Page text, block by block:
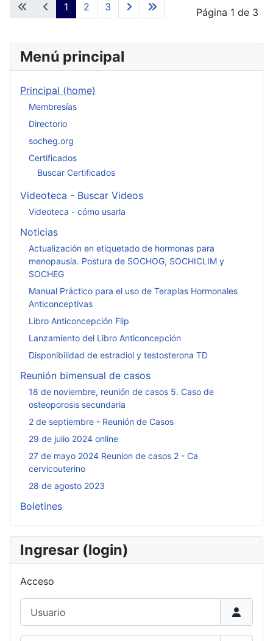
Página 1 de 3
1 2 3
Menú principal
Principal (home)
Membresías
Directorio
socheg.org
Certificados
Buscar Certificados
Videoteca - Buscar Videos
Videoteca - cómo usarla
Noticias
Actualización en etiquetado de hormonas para
menopausia. Postura de SOCHOG, SOCHICLIM y
SOCHEG
Manual Práctico para el uso de Terapias Hormonales
Anticonceptivas
Libro Anticoncepción Flip
Lanzamiento del Libro Anticoncepción
Disponibilidad de estradiol y testosterona TD
Reunión bimensual de casos
18 de noviembre, reunión de casos 5. Caso de
osteoporosis secundaria
2 de septiembre - Reunión de Casos
29 de julio 2024 online
27 de mayo 2024 Reunion de casos 2 - Ca
cervicouterino
28 de agosto 2023
Boletines
Ingresar (login)
Acceso